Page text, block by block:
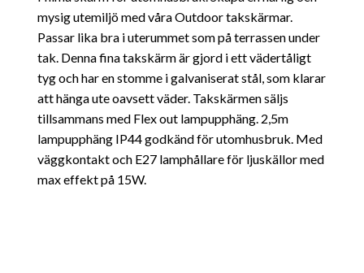
mysig utemiljö med våra Outdoor takskärmar.
Passar lika bra i uterummet som på terrassen under
tak. Denna fina takskärm är gjord i ett vädertåligt
tyg och har en stomme i galvaniserat stål, som klarar
att hänga ute oavsett väder. Takskärmen säljs
tillsammans med Flex out lampupphäng. 2,5m
lampupphäng IP44 godkänd för utomhusbruk. Med
väggkontakt och E27 lamphållare för ljuskällor med
max effekt på 15W.